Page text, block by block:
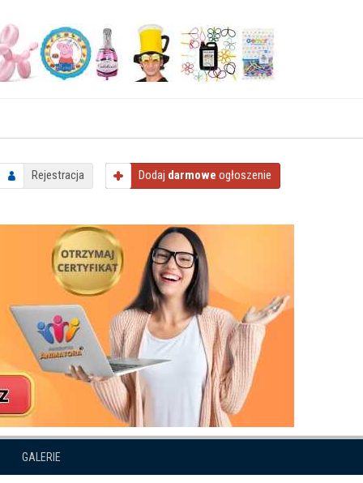
Rejestracja Dodaj darmowe ogłoszenie
GALERIE